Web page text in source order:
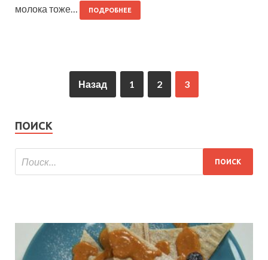
молока тоже…
ПОДРОБНЕЕ
Назад 1 2 3
ПОИСК